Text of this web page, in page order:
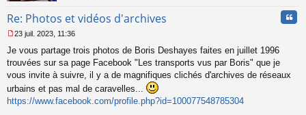
Re: Photos et vidéos d'archives
e
s
s
g
e
23 juil. 2023, 11:36
Je vous partage trois photos de Boris Deshayes faites en juillet 1996
trouvées sur sa page Facebook "Les transports vus par Boris" que je
vous invite à suivre, il y a de magnifiques clichés d'archives de réseaux
urbains et pas mal de caravelles...
https://www.facebook.com/profile.php?id=100077548785304